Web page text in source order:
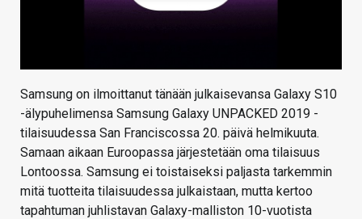
Samsung on ilmoittanut tänään julkaisevansa Galaxy S10
-älypuhelimensa Samsung Galaxy UNPACKED 2019 -
tilaisuudessa San Franciscossa 20. päivä helmikuuta.
Samaan aikaan Euroopassa järjestetään oma tilaisuus
Lontoossa. Samsung ei toistaiseksi paljasta tarkemmin
mitä tuotteita tilaisuudessa julkaistaan, mutta kertoo
tapahtuman juhlistavan Galaxy-malliston 10-vuotista